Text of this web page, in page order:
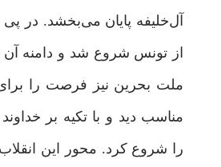
آل‌خلیفه پایان می‌بخشد. در
از تونس شروع شد و دامنه آن
ملت بحرین نیز فرصت را
مناسب دید و با تکیه بر
را شروع کرد. محور این